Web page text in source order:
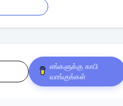
எங்களுக்கு காபி
வாங்குங்கள்